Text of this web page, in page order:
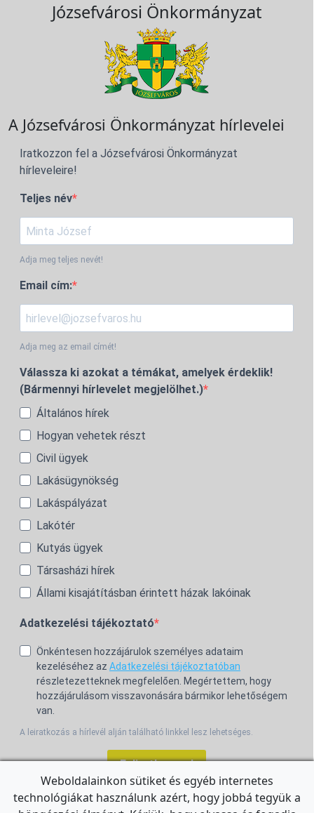
Józsefvárosi Önkormányzat
A Józsefvárosi Önkormányzat hírlevelei
Iratkozzon fel a Józsefvárosi Önkormányzat
hírleveleire!
Teljes név
Adja meg teljes nevét!
Email cím:
Adja meg az email címét!
Válassza ki azokat a témákat, amelyek érdeklik!
(Bármennyi hírlevelet megjelölhet.)
Általános hírek
Hogyan vehetek részt
Civil ügyek
Lakásügynökség
Lakáspályázat
Lakótér
Kutyás ügyek
Társasházi hírek
Állami kisajátításban érintett házak lakóinak
Adatkezelési tájékoztató
Önkéntesen hozzájárulok személyes adataim
kezeléséhez az Adatkezelési tájékoztatóban
részletezetteknek megfelelően. Megértettem, hogy
hozzájárulásom visszavonására bármikor lehetőségem
van.
A leiratkozás a hírlevél alján található linkkel lesz lehetséges.
Feliratkozom!
Weboldalainkon sütiket és egyéb internetes
technológiákat használunk azért, hogy jobbá tegyük a